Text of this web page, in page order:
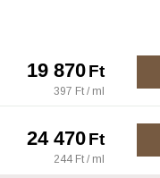
19 870Ft
397 Ft / ml
24 470Ft
244 Ft / ml